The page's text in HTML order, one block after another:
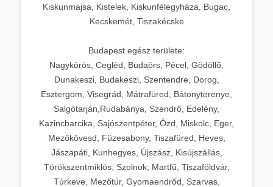
Kiskunmajsa, Kistelek, Kiskunfélegyháza, Bugac,
Kecskemét, Tiszakécske
Budapest egész területe:
Nagykörös, Cegléd, Budaörs, Pécel, Gödöllő,
Dunakeszi, Budakeszi, Szentendre, Dorog,
Esztergom, Visegrád, Mátrafüred, Bátonyterenye,
Salgótarján,Rudabánya, Szendrő, Edelény,
Kazincbarcika, Sajószentpéter, Ózd, Miskolc, Eger,
Mezőkövesd, Füzesabony, Tiszafüred, Heves,
Jászapáti, Kunhegyes, Újszász, Kisújszállás,
Törökszentmiklós, Szolnok, Martfű, Tiszaföldvár,
Túrkeve, Mezőtúr, Gyomaendrőd, Szarvas,